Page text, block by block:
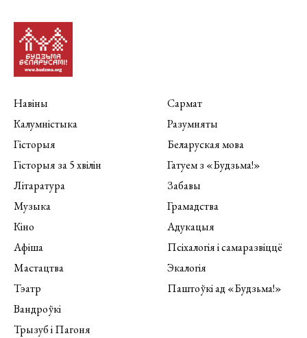
Навіны
Калумністыка
Гісторыя
Гісторыя за 5 хвілін
Літаратура
Музыка
Кіно
Афіша
Мастацтва
Тэатр
Вандроўкі
Трызуб і Пагоня
Сармат
Разумняты
Беларуская мова
Гатуем з «Будзьма!»
Забавы
Грамадства
Адукацыя
Псіхалогія і самаразвіццё
Экалогія
Паштоўкі ад «Будзьма!»